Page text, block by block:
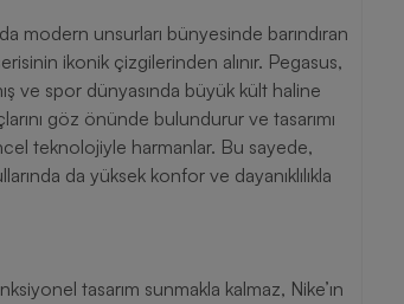
modern unsurları bünyesinde barındıran
ikonik çizgilerinden alınır. Pegasus,
ve spor dünyasında büyük kült haline
göz önünde bulundurur ve tasarımı
teknolojiyle harmanlar. Bu sayede,
da yüksek konfor ve dayanıklılıkla
tasarım sunmakla kalmaz, Nike’ın